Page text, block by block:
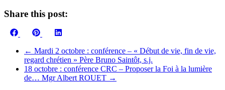
Share this post:
Share
FacebookShare
Pinterest
← Mardi 2 octobre : conférence – « Début de vie, fin de vie,
regard chrétien » Père Bruno Saintôt, s.j.
18 octobre : conférence CRC – Proposer la Foi à la lumière
de… Mgr Albert ROUET →